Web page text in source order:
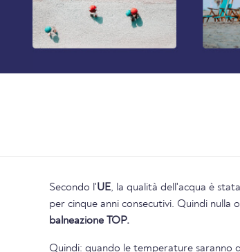
Secondo l'UE, la qualità dell'acqua è
per cinque anni consecutivi. Quindi nulla
balneazione TOP.
Quindi: quando le temperature saranno